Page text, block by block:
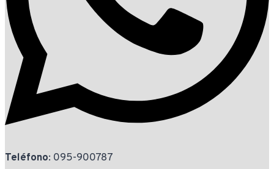
Teléfono: 095-900787